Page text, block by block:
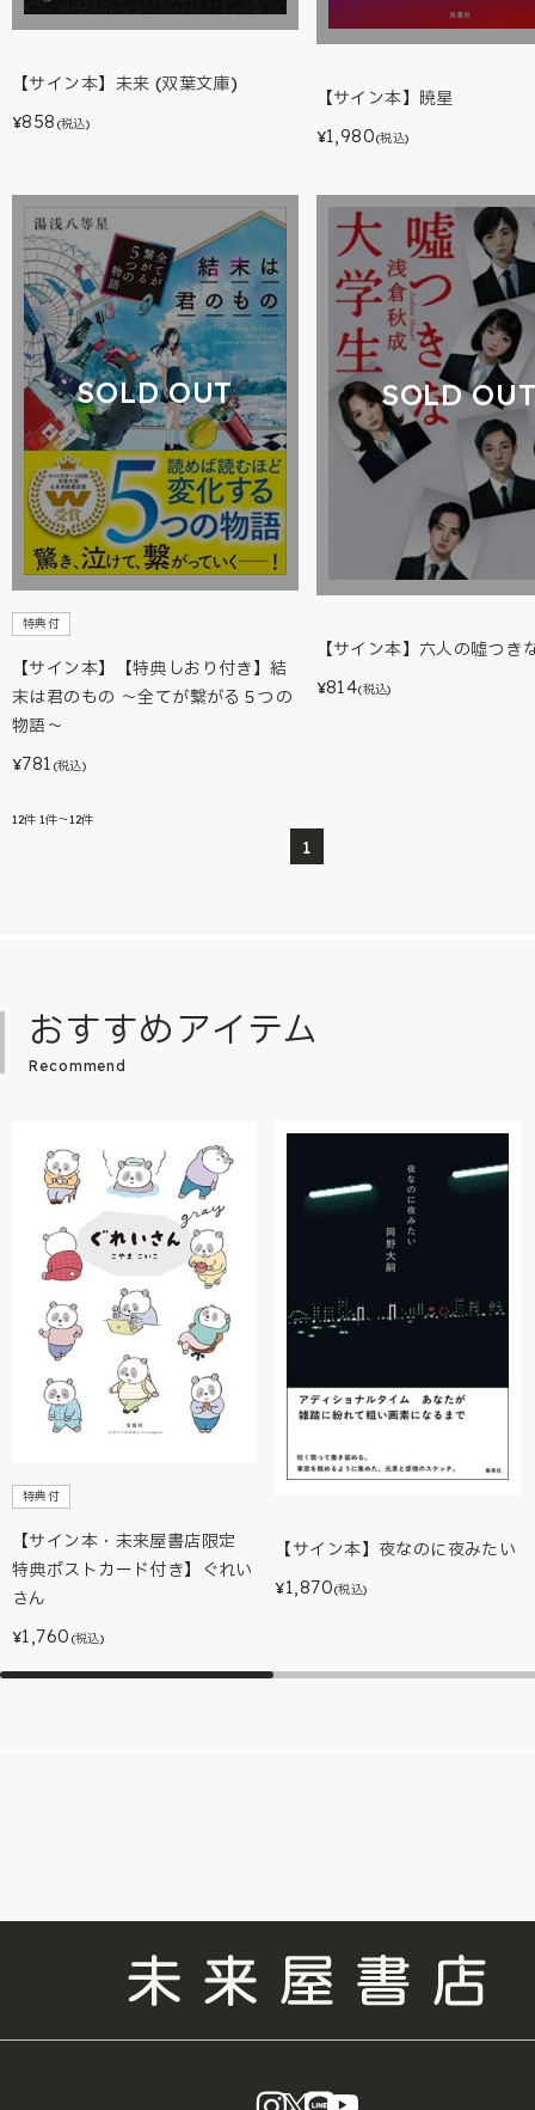
【サイン本】未来 (双葉文庫)
¥858 (税込)
【サイン本】暁星
¥1,980(税込)
SOLD OUT
特典付
【サイン本】【特典しおり付き】結
末は君のもの ～全てが繋がる５つの
物語～
¥781 (税込)
SOLD
【サイン本】六人の嘘つき
¥814(税込)
12件 1件～12件
1
おすすめアイテム
Recommend
特典付
【サイン本・未来屋書店限定
特典ポストカード付き】ぐれい
さん
¥1,760 (税込)
【サイン本】夜なのに夜みたい
¥1,870(税込)
instagram
X LINE